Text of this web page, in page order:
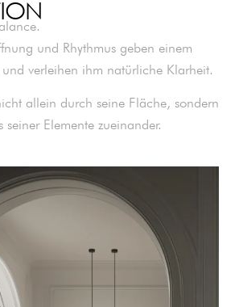
und Rhythmus geben einem
verleihen ihm natürliche Klarheit.
allein durch seine Fläche, sondern
seiner Elemente zueinander.